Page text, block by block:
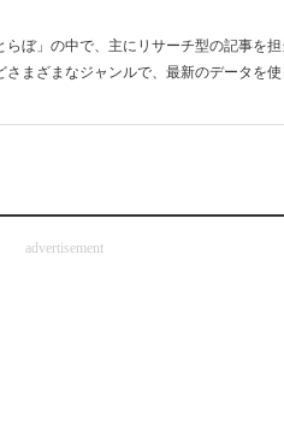
ぼ」の中で、主にリサーチ型の記事を
まざまなジャンルで、最新のデータを
advertisement